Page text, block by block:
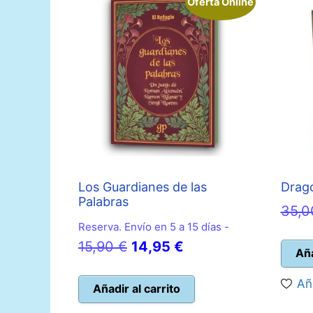
Los Guardianes de las
Palabras
Reserva. Envío en 5 a 15 días -
15,90€ El
original
era:
14,95 €
es:
Añadir al carrito